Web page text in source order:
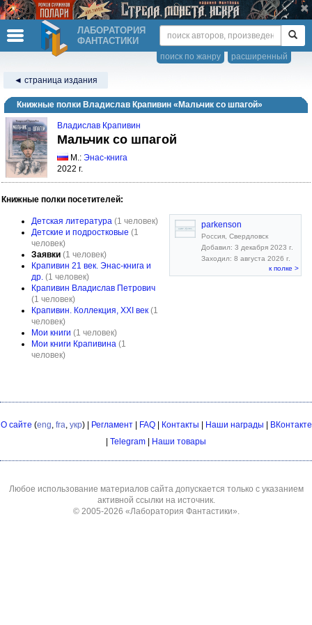
ЛАБОРАТОРИЯ
ФАНТАСТИКИ
расширенный
поиск по жанру
◄ страница издания
Книжные полки Владислав Крапивин «Мальчик со шпагой»
Владислав Крапивин
Мальчик со шпагой
М.: Энас-книга
2022 г.
Книжные полки посетителей:
Детская литература (1 человек)
Детские и подростковые (1
человек)
Заявки (1 человек)
Крапивин 21 век. Энас-книга и
др. (1 человек)
Крапивин Владислав Петрович
(1 человек)
Крапивин. Коллекция, XXI век (1
человек)
Мои книги (1 человек)
Мои книги Крапивина (1
человек)
parkenson
Россия, Свердловск
Добавил: 3 декабря 2023 г.
Заходил: 8 августа 2026 г.
к полке >
О сайте (eng, fra, укр) | Регламент| FAQ| Контакты Наши награды
ВКонтакте
Telegram Наши товары
Любое использование материалов сайта допускается только с указанием
активной ссылки на источник.
© 2005-2026 «Лаборатория Фантастики».